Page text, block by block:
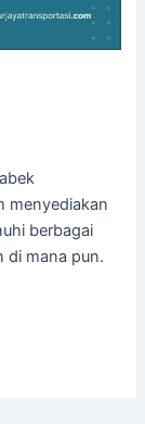
menyediakan
berbagai
di mana pun.